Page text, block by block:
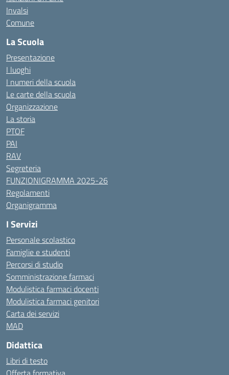
Invalsi
Comune
La Scuola
Presentazione
I luoghi
I numeri della scuola
Le carte della scuola
Organizzazione
La storia
PTOF
PAI
RAV
Segreteria
FUNZIONIGRAMMA 2025-26
Regolamenti
Organigramma
I Servizi
Personale scolastico
Famiglie e studenti
Percorsi di studio
Somministrazione farmaci
Modulistica farmaci docenti
Modulistica farmaci genitori
Carta dei servizi
MAD
Didattica
Libri di testo